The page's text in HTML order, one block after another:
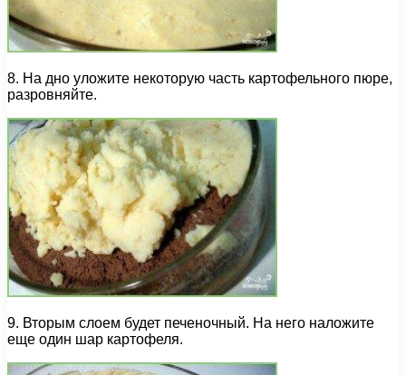
8. На дно уложите некоторую часть картофельного пюре,
разровняйте.
9. Вторым слоем будет печеночный. На него наложите
еще один шар картофеля.